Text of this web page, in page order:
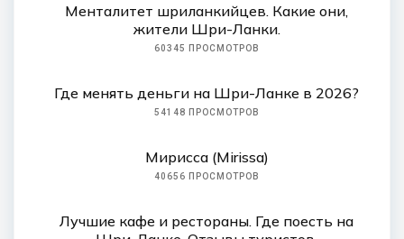
Менталитет шриланкийцев. Какие они,
жители Шри-Ланки.
60345 ПРОСМОТРОВ
Где менять деньги на Шри-Ланке в 2026?
54148 ПРОСМОТРОВ
Мирисса (Mirissa)
40656 ПРОСМОТРОВ
Лучшие кафе и рестораны. Где поесть на